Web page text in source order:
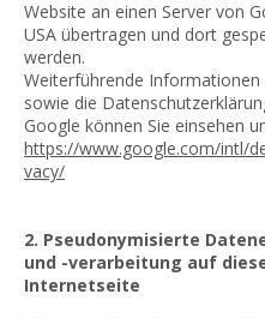
Website an einen Server von
USA übertragen und dort
werden.
Weiterführende Informationen
sowie die
Google können Sie einsehen
https://www.google.com/intl/
vacy/
2. Pseudonymisierte
und -verarbeitung auf
Internetseite